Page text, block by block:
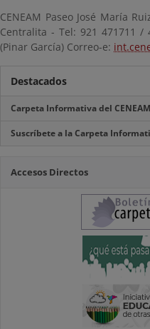
CENEAM Paseo José María
Centralita - Tel: 921 471711 /
(Pinar García) Correo-e:
Destacados
Carpeta Informativa del
Suscríbete a la Carpeta
Accesos Directos